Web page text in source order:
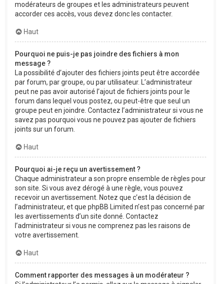
modérateurs de groupes et les administrateurs peuvent
accorder ces accès, vous devez donc les contacter.
Haut
Pourquoi ne puis-je pas joindre des fichiers à mon
message ?
La possibilité d’ajouter des fichiers joints peut être accordée
par forum, par groupe, ou par utilisateur. L’administrateur
peut ne pas avoir autorisé l’ajout de fichiers joints pour le
forum dans lequel vous postez, ou peut-être que seul un
groupe peut en joindre. Contactez l’administrateur si vous ne
savez pas pourquoi vous ne pouvez pas ajouter de fichiers
joints sur un forum.
Haut
Pourquoi ai-je reçu un avertissement ?
Chaque administrateur a son propre ensemble de règles pour
son site. Si vous avez dérogé à une règle, vous pouvez
recevoir un avertissement. Notez que c’est la décision de
l’administrateur, et que phpBB Limited n’est pas concerné par
les avertissements d’un site donné. Contactez
l’administrateur si vous ne comprenez pas les raisons de
votre avertissement.
Haut
Comment rapporter des messages à un modérateur ?